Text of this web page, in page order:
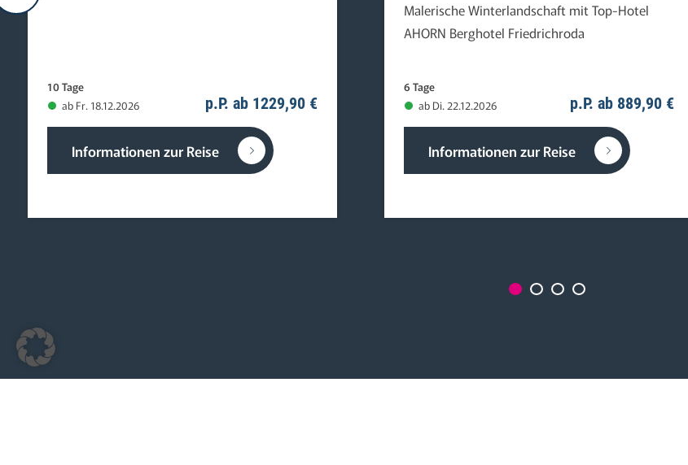
10 Tage
ab Fr. 18.12.2026
p.P. ab 1229,90 €
Informationen zur Reise
Malerische Winterlandschaft mit Top-Hotel
AHORN Berghotel Friedrichroda
6 Tage
ab Di. 22.12.2026
p.P. ab 889,90 €
Informationen zur Reise